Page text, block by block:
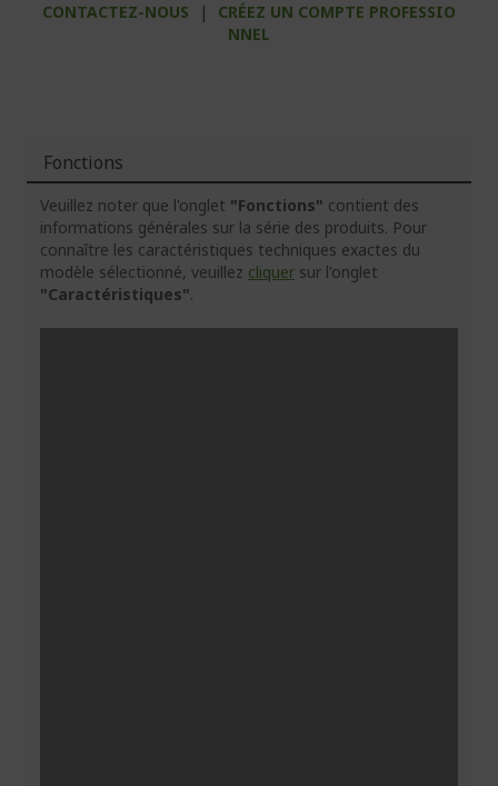
CONTACTEZ-NOUS |
CRÉEZ UN COMPTE PROFESSIO
NNEL
Fonctions
Veuillez noter que l'onglet "Fonctions" contient des
informations générales sur la série des produits. Pour
connaître les caractéristiques techniques exactes du
modèle sélectionné, veuillez cliquer sur l'onglet
"Caractéristiques".